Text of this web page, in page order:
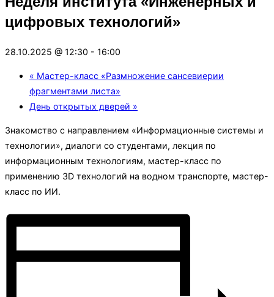
цифровых технологий»
28.10.2025 @ 12:30 - 16:00
« Мастер-класс «Размножение сансевиерии
фрагментами листа»
День открытых дверей »
Знакомство с направлением «Информационные системы и
технологии», диалоги со студентами, лекция по
информационным технологиям, мастер-класс по
применению 3D технологий на водном транспорте, мастер-
класс по ИИ.